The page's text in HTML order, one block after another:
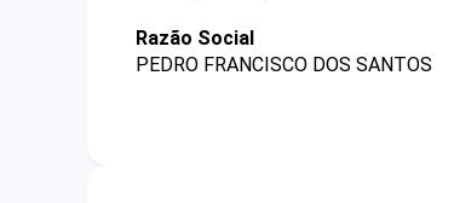
Razão Social
PEDRO FRANCISCO DOS SANTOS